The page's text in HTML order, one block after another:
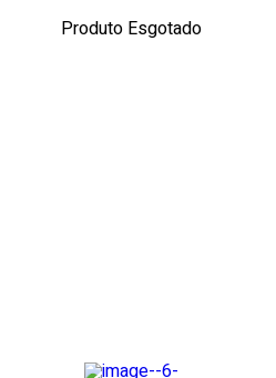
Produto Esgotado